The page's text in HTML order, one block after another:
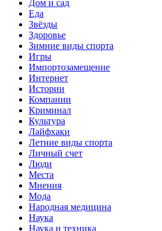
Дом и сад
Еда
Звёзды
Здоровье
Зимние виды спорта
Игры
Импортозамещение
Интернет
Истории
Компании
Криминал
Культура
Лайфхаки
Летние виды спорта
Личный счет
Люди
Места
Мнения
Мода
Народная медицина
Наука
Наука и техника